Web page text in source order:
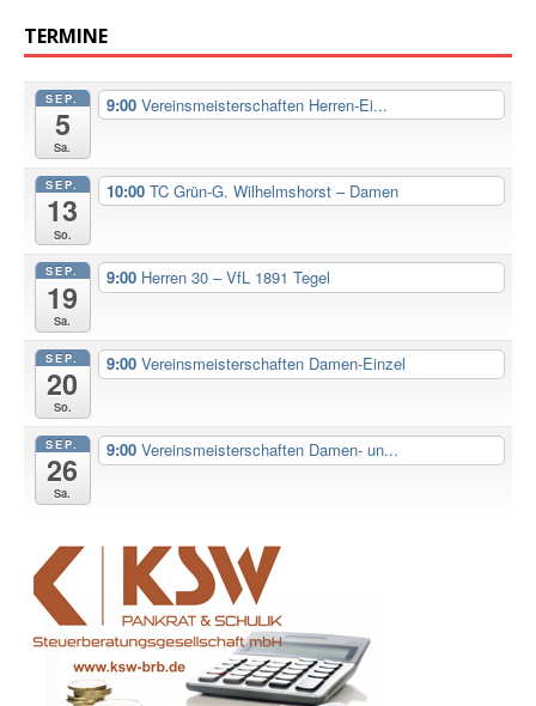
TERMINE
SEP.
5
Sa.
9:00 Vereinsmeisterschaften Herren-Ei...
SEP.
13
So.
10:00 TC Grün-G. Wilhelmshorst – Damen
SEP.
19
Sa.
9:00 Herren 30 – VfL 1891 Tegel
SEP.
20
So.
9:00 Vereinsmeisterschaften Damen-Einzel
SEP.
26
Sa.
9:00 Vereinsmeisterschaften Damen- un...